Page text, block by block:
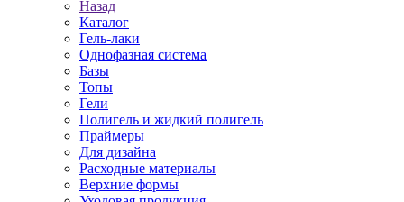
Назад
Каталог
Гель-лаки
Однофазная система
Базы
Топы
Гели
Полигель и жидкий полигель
Праймеры
Для дизайна
Расходные материалы
Верхние формы